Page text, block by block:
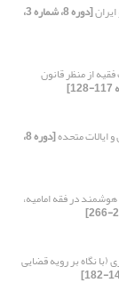
[دوره 8، شماره 3،
از منظر قانون
ایالات متحده [دوره 8،
در فقه امامیه،
نگاه بر رویه قضایی